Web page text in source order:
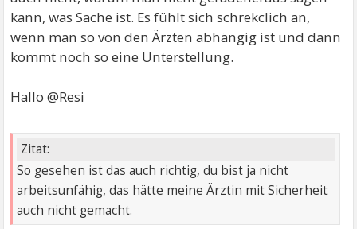
der meinte dann, dass ich sowas nicht so direkt sagen
darf, sondern jammern muss. Ich find das auch kotzig,
aber so läuft das anscheinend.
kann, was Sache ist. Es fühlt sich schrekclich an,
wenn man so von den Ärzten abhängig ist und dann
kommt noch so eine Unterstellung.
Hallo @Resi
Zitat:
So gesehen ist das auch richtig, du bist ja nicht
arbeitsunfähig, das hätte meine Ärztin mit Sicherheit
auch nicht gemacht.